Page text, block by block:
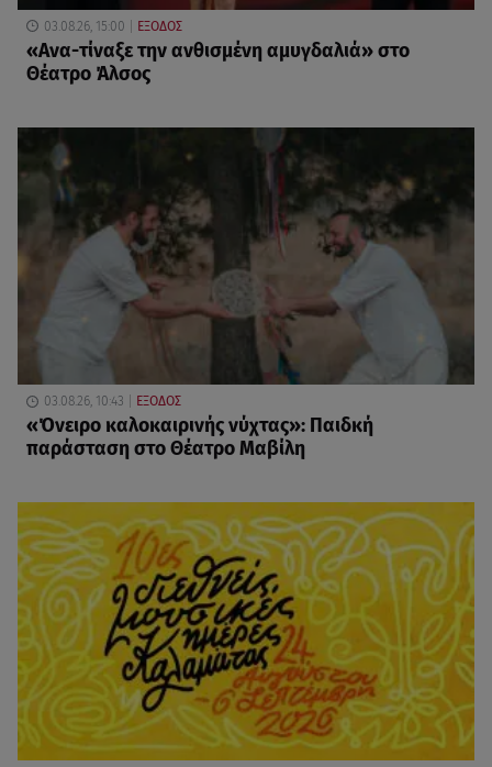
03.08.26, 15:00 ΕΞΟΔΟΣ
«Ανα-τίναξε την ανθισμένη αμυγδαλιά» στο
Θέατρο Άλσος
03.08.26, 10:43 ΕΞΟΔΟΣ
«Όνειρο καλοκαιρινής νύχτας»: Παιδκή
παράσταση στο Θέατρο Μαβίλη